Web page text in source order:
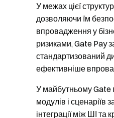
У межах цієї
дозволяючи їм
впровадження у
ризиками, Gate Pay
стандартизований
ефективніше
У майбутньому Gate
модулів і сценаріїв
інтеграції між ШІ